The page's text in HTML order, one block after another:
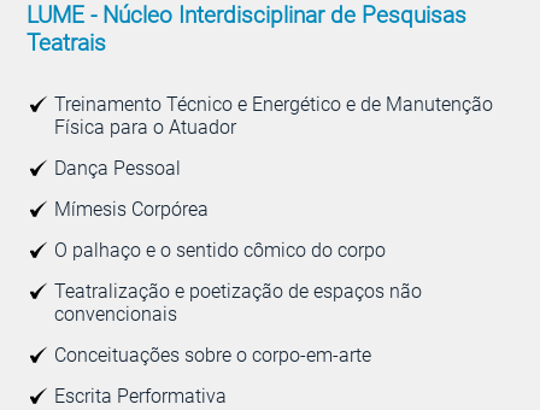
LUME -Núcleo Interdisciplinar de Pesquisas
Teatrais
Treinamento Técnico e Energético e de Manutenção
Física para o Atuador
Dança Pessoal
Mímesis Corpórea
O palhaço e o sentido cômico do corpo
Teatralização e poetização de espaços não
convencionais
Conceituações sobre o corpo-em-arte
Escrita Performativa